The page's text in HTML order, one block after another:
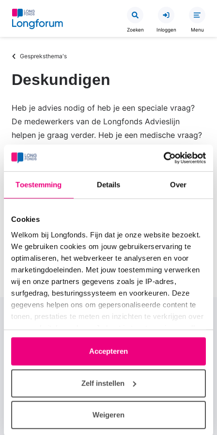
Toestemming Details Over
Cookies
Welkom bij Longfonds. Fijn dat je onze website bezoekt.
We gebruiken cookies om jouw gebruikerservaring te
optimaliseren, het webverkeer te analyseren en voor
marketingdoeleinden. Met jouw toestemming verwerken
wij en onze partners gegevens zoals je IP-adres,
surfgedrag, besturingssysteem en voorkeuren. Deze
gegevens helpen ons om gepersonaliseerde content te
tonen, prestaties te meten en inzichten te verkrijgen over
moment wijzigen of intrekken via het cookie-icoontje
linksonder elke pagina. De lijst met partners is te vinden
in het tabblad “details”.
Accepteren
Zelf instellen
Weigeren
Overslaan
inhoud
gaan
Zoeken Inloggen Menu
Kruimelpad
Gespreksthema's
Deskundigen
Heb je advies nodig of heb je een speciale vraag?
De medewerkers van de Longfonds Advieslijn
helpen je graag verder. Heb je een medische vraag?
longziekte, medicatiegebruik, bewegen? Onze
longverpleegkundige beantwoorden hier je vragen.
soms wat langer op zich wachten (tot 2 weken).
N.B. In de zomermaanden juli en augustus kan de
reactietijd langer zijn vanwege vakanties.
Vraag de Longfonds Advieslijn
Vraag het de deskundige
Primair
footer
Home Over Longforum
Veelgestelde vragen Longfonds.nl
Secundaire
menu
Over longziekten
Over astma
Over zeldzame longziekten